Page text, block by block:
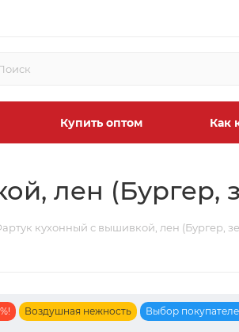
Купить оптом Как
лен (Бургер,
кухонный с вышивкой, лен (Бургер,
Воздушная нежность Выбор